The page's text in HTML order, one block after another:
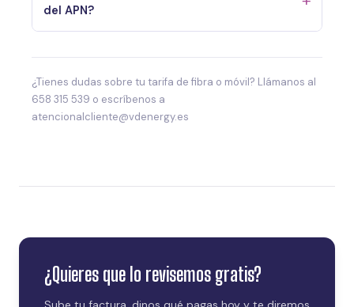
del APN?
¿Tienes dudas sobre tu tarifa de fibra o móvil? Llámanos al
658 315 539 o escríbenos a
atencionalcliente@vdenergy.es
¿Quieres que lo revisemos gratis?